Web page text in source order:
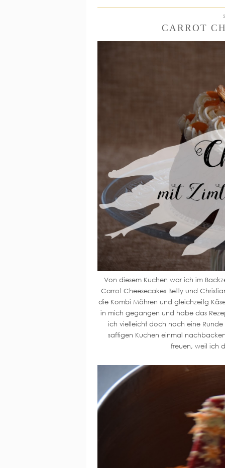
CARROT
Von diesem Kuchen war ich im
Carrot Cheesecakes Betty und
die Kombi Möhren und gleichzeitg
in mich gegangen und habe das
ich vielleicht doch noch eine
saftigen Kuchen einmal
freuen, weil ich